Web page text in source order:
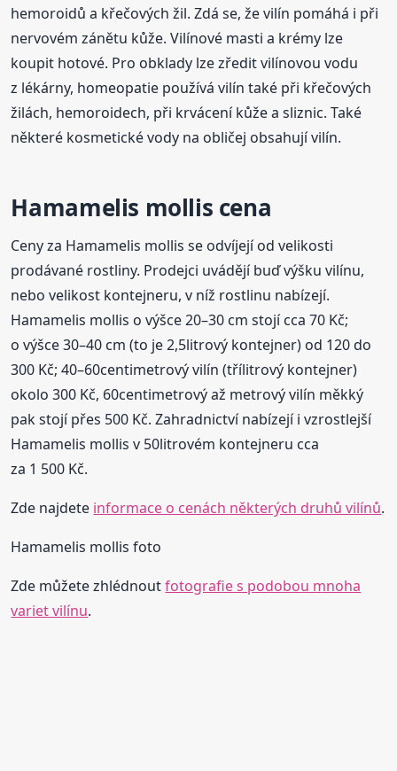
hemoroidů a křečových žil. Zdá se, že vilín pomáhá i při
nervovém zánětu kůže. Vilínové masti a krémy lze
koupit hotové. Pro obklady lze zředit vilínovou vodu
z lékárny, homeopatie používá vilín také při křečových
žilách, hemoroidech, při krvácení kůže a sliznic. Také
některé kosmetické vody na obličej obsahují vilín.
Hamamelis mollis cena
Ceny za Hamamelis mollis se odvíjejí od velikosti
prodávané rostliny. Prodejci uvádějí buď výšku vilínu,
nebo velikost kontejneru, v níž rostlinu nabízejí.
Hamamelis mollis o výšce 20–30 cm stojí cca 70 Kč;
o výšce 30–40 cm (to je 2,5litrový kontejner) od 120 do
300 Kč; 40–60centimetrový vilín (třílitrový kontejner)
okolo 300 Kč, 60centimetrový až metrový vilín měkký
pak stojí přes 500 Kč. Zahradnictví nabízejí i vzrostlejší
Hamamelis mollis v 50litrovém kontejneru cca
za 1 500 Kč.
Zde najdete informace o cenách některých druhů vilínů.
Hamamelis mollis foto
Zde můžete zhlédnoutfotografie s podobou mnoha
variet vilínu.